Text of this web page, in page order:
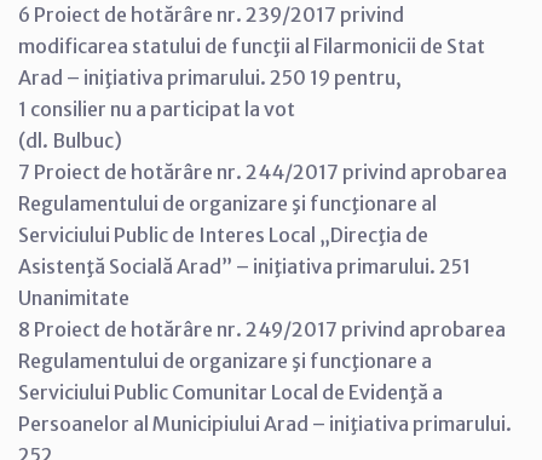
6 Proiect de hotărâre nr. 239/2017 privind
modificarea statului de funcţii al Filarmonicii de Stat
Arad – iniţiativa primarului. 250 19 pentru,
1 consilier nu a participat la vot
(dl. Bulbuc)
7 Proiect de hotărâre nr. 244/2017 privind aprobarea
Regulamentului de organizare şi funcţionare al
Serviciului Public de Interes Local „Direcţia de
Asistenţă Socială Arad” – iniţiativa primarului. 251
Unanimitate
8 Proiect de hotărâre nr. 249/2017 privind aprobarea
Regulamentului de organizare şi funcţionare a
Serviciului Public Comunitar Local de Evidenţă a
Persoanelor al Municipiului Arad – iniţiativa primarului.
252